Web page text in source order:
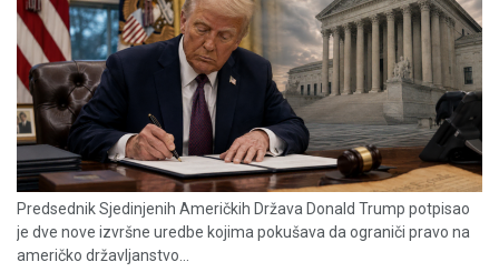
Predsednik Sjedinjenih Američkih Država Donald Trump potpisao
je dve nove izvršne uredbe kojima pokušava da ograniči pravo na
američko državljanstvo...